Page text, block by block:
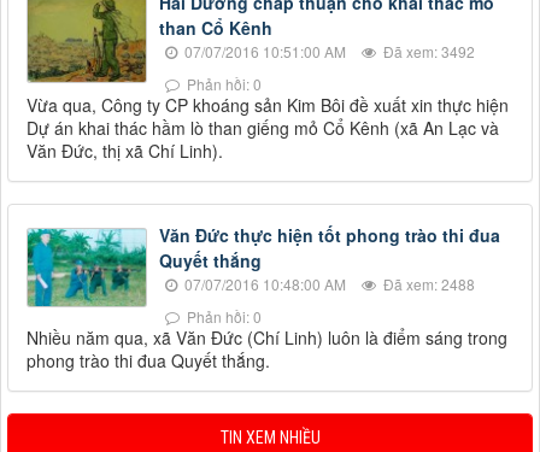
than Cổ Kênh
07/07/2016 10:51:00 AM
Đã xem: 3492
Phản hồi: 0
Vừa qua, Công ty CP khoáng sản Kim Bôi đề xuất xin thực hiện
Dự án khai thác hầm lò than giếng mỏ Cổ Kênh (xã An Lạc và
Văn Đức, thị xã Chí Linh).
Văn Đức thực hiện tốt phong trào thi đua
Quyết thắng
07/07/2016 10:48:00 AM
Đã xem: 2488
Phản hồi: 0
Nhiều năm qua, xã Văn Đức (Chí Linh) luôn là điểm sáng trong
phong trào thi đua Quyết thắng.
TIN XEM NHIỀU